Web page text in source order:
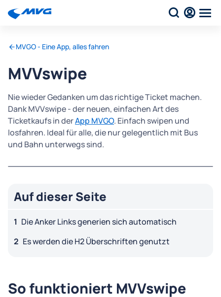
MVGO - Eine App, alles fahren
MVVswipe
Nie wieder Gedanken um das richtige Ticket machen.
Dank MVVswipe - der neuen, einfachen Art des
Ticketkaufs in derApp MVGO. Einfach swipen und
losfahren. Ideal für alle, die nur gelegentlich mit Bus
und Bahn unterwegs sind.
Auf dieser Seite
Die Anker Links generien sich automatisch
Es werden die H2 Überschriften genutzt
So funktioniert MVVswipe